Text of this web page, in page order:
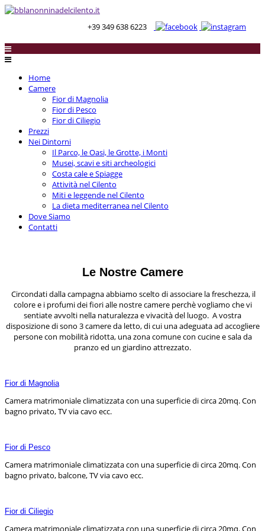
+39 349 638 6223
Home
Camere
Fior di Magnolia
Fior di Pesco
Fior di Ciliegio
Prezzi
Nei Dintorni
Il Parco, le Oasi, le Grotte, i Monti
Musei, scavi e siti archeologici
Costa cale e Spiagge
Attività nel Cilento
Miti e leggende nel Cilento
La dieta mediterranea nel Cilento
Dove Siamo
Contatti
Le Nostre Camere
Circondati dalla campagna abbiamo scelto di associare la freschezza, il
colore e i profumi dei fiori alle nostre camere perchè vogliamo che vi
sentiate avvolti nella naturalezza e vivacità del luogo. A vostra
disposizione di sono 3 camere da letto, di cui una adeguata ad accogliere
persone con mobilità ridotta, una zona comune con cucine e sala da
pranzo ed un giardino attrezzato.
Fior di Magnolia
Camera matrimoniale climatizzata con una superficie di circa 20mq. Con
bagno privato, TV via cavo ecc.
Fior di Pesco
Camera matrimoniale climatizzata con una superficie di circa 20mq. Con
bagno privato, balcone, TV via cavo ecc.
Fior di Ciliegio
Camera matrimoniale climatizzata con una superficie di circa 20mq. Con